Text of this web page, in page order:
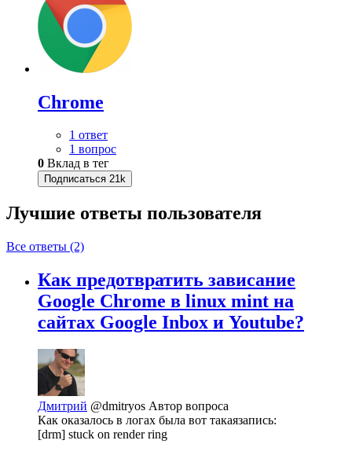
Chrome
1 ответ
1 вопрос
0 Вклад в тег
Подписаться 21k
Лучшие ответы пользователя
Все ответы (2)
Как предотвратить зависание
Google Chrome в linux mint на
сайтах Google Inbox и Youtube?
Дмитрий @dmitryos Автор вопроса
Как оказалось в логах была вот такаязапись:
[drm] stuck on render ring